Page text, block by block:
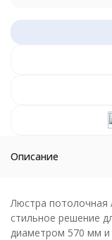
Описание
Люстра потолочная
стильное решение
диаметром 570 мм и